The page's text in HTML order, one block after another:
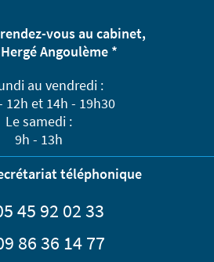
vous au cabinet,
Angoulème *
au vendredi :
12h et 14h - 19h30
Le samedi :
9h - 13h
téléphonique
45 92 02 33
86 36 14 77